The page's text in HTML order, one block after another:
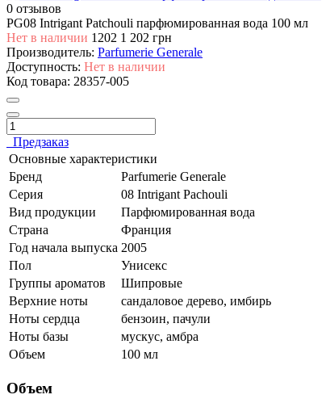
0 отзывов
PG08 Intrigant Patchouli парфюмированная вода 100 мл
Нет в наличии 1202 1 202 грн
Производитель: Parfumerie Generale
Доступность: Нет в наличии
Код товара: 28357-005
Предзаказ
Основные характеристики
Бренд
Parfumerie Generale
Серия
08 Intrigant Pachouli
Вид продукции
Парфюмированная вода
Страна
Франция
Год начала выпуска 2005
Пол
Унисекс
Группы ароматов
Шипровые
Верхние ноты
сандаловое дерево, имбирь
Ноты сердца
бензоин, пачули
Ноты базы
мускус, амбра
Объем
100 мл
Объем